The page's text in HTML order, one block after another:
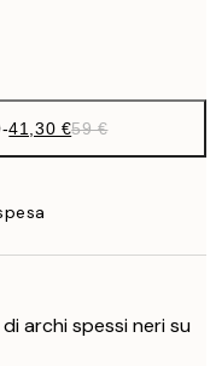
-41,30 €59 €
archi spessi neri su